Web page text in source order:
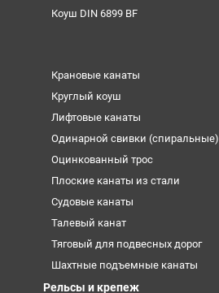
Коуш DIN 6899 BF
Крановые канаты
Круглый коуш
Лифтовые канаты
Одинарной свивки (спиральные)
Оцинкованный трос
Плоские канаты из стали
Судовые канаты
Талевый канат
Тяговый для подвесных дорог
Шахтные подъемные канаты
Рельсы и крепеж